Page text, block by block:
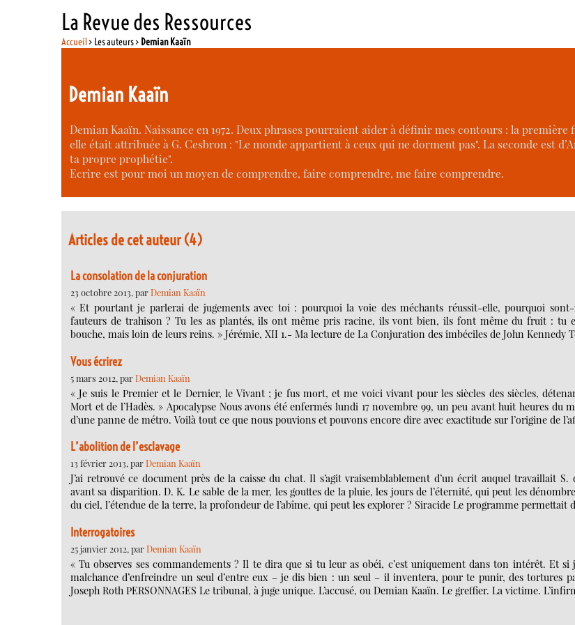
La Revue des Ressources
Accueil> Les auteurs > Demian Kaaïn
Demian Kaaïn
Demian Kaaïn. Naissance en 1972. Deux phrases pourraient aider à définir mes contours : la
elle était attribuée à G. Cesbron : "Le monde appartient à ceux qui ne dorment pas". La seconde est
ta propre prophétie".
Ecrire est pour moi un moyen de comprendre, faire comprendre, me faire comprendre.
Articles de cet auteur (4)
La consolation de la conjuration
23 octobre 2013, parDemian Kaaïn
« Et pourtant je parlerai de jugements avec toi : pourquoi la voie des méchants réussit-elle, pourquoi
fauteurs de trahison ? Tu les as plantés, ils ont même pris racine, ils vont bien, ils font même du fruit : tu
bouche, mais loin de leurs reins. » Jérémie, XII 1.- Ma lecture de La Conjuration des imbéciles de John Kennedy
Vous écrirez
5 mars 2012, parDemian Kaaïn
« Je suis le Premier et le Dernier, le Vivant ; je fus mort, et me voici vivant pour les siècles des siècles,
Mort et de l’Hadès. » Apocalypse Nous avons été enfermés lundi 17 novembre 99, un peu avant huit heures du
d’une panne de métro. Voilà tout ce que nous pouvions et pouvons encore dire avec exactitude sur l’origine de
L’abolition de l’esclavage
13 février 2013, parDemian Kaaïn
J’ai retrouvé ce document près de la caisse du chat. Il s’agit vraisemblablement d’un écrit auquel travaillait S.
avant sa disparition. D. K. Le sable de la mer, les gouttes de la pluie, les jours de l’éternité, qui peut les
du ciel, l’étendue de la terre, la profondeur de l’abîme, qui peut les explorer ? Siracide Le programme permettait
Interrogatoires
25 janvier 2012, parDemian Kaaïn
« Tu observes ses commandements ? Il te dira que si tu leur as obéi, c’est uniquement dans ton intérêt. Et si
malchance d’enfreindre un seul d’entre eux – je dis bien : un seul – il inventera, pour te punir, des tortures
Joseph Roth PERSONNAGES Le tribunal, à juge unique. L’accusé, ou Demian Kaaïn. Le greffier. La victime.